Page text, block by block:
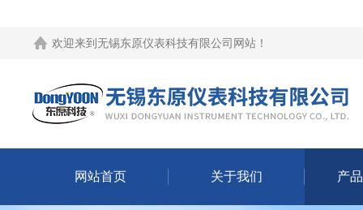
欢迎来到 无锡东原仪表科技有限公司网站 ！
网站首页 关于我们 产